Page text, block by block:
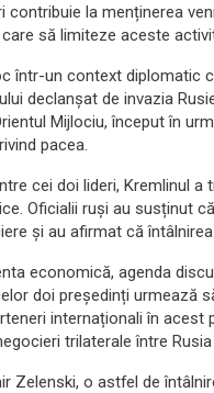
la menținerea
să limiteze aceste
într-un context diplomatic
declanșat de invazia
Mijlociu, început în
pacea.
cei doi lideri, Kremlinul
Oficialii ruși au susținut
și au afirmat că
economică, agenda
doi președinți urmează
internaționali în acest
trilaterale între
Zelenski, o astfel de